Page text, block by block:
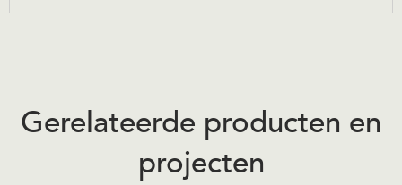
Gerelateerde producten en
projecten